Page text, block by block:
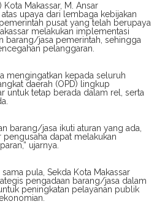
Kota Makassar, M. Ansar
upaya dari lembaga kebijakan
pusat yang telah berupaya
melakukan implementasi
barang/jasa pemerintah, sehingga
pelanggaran.
mengingatkan kepada seluruh
daerah (OPD) lingkup
untuk tetap berada dalam rel, serta
barang/jasa ikuti aturan yang ada,
pengusaha dapat melakukan
ujarnya.
pula, Sekda Kota Makassar
pengadaan barang/jasa dalam
peningkatan pelayanan publik